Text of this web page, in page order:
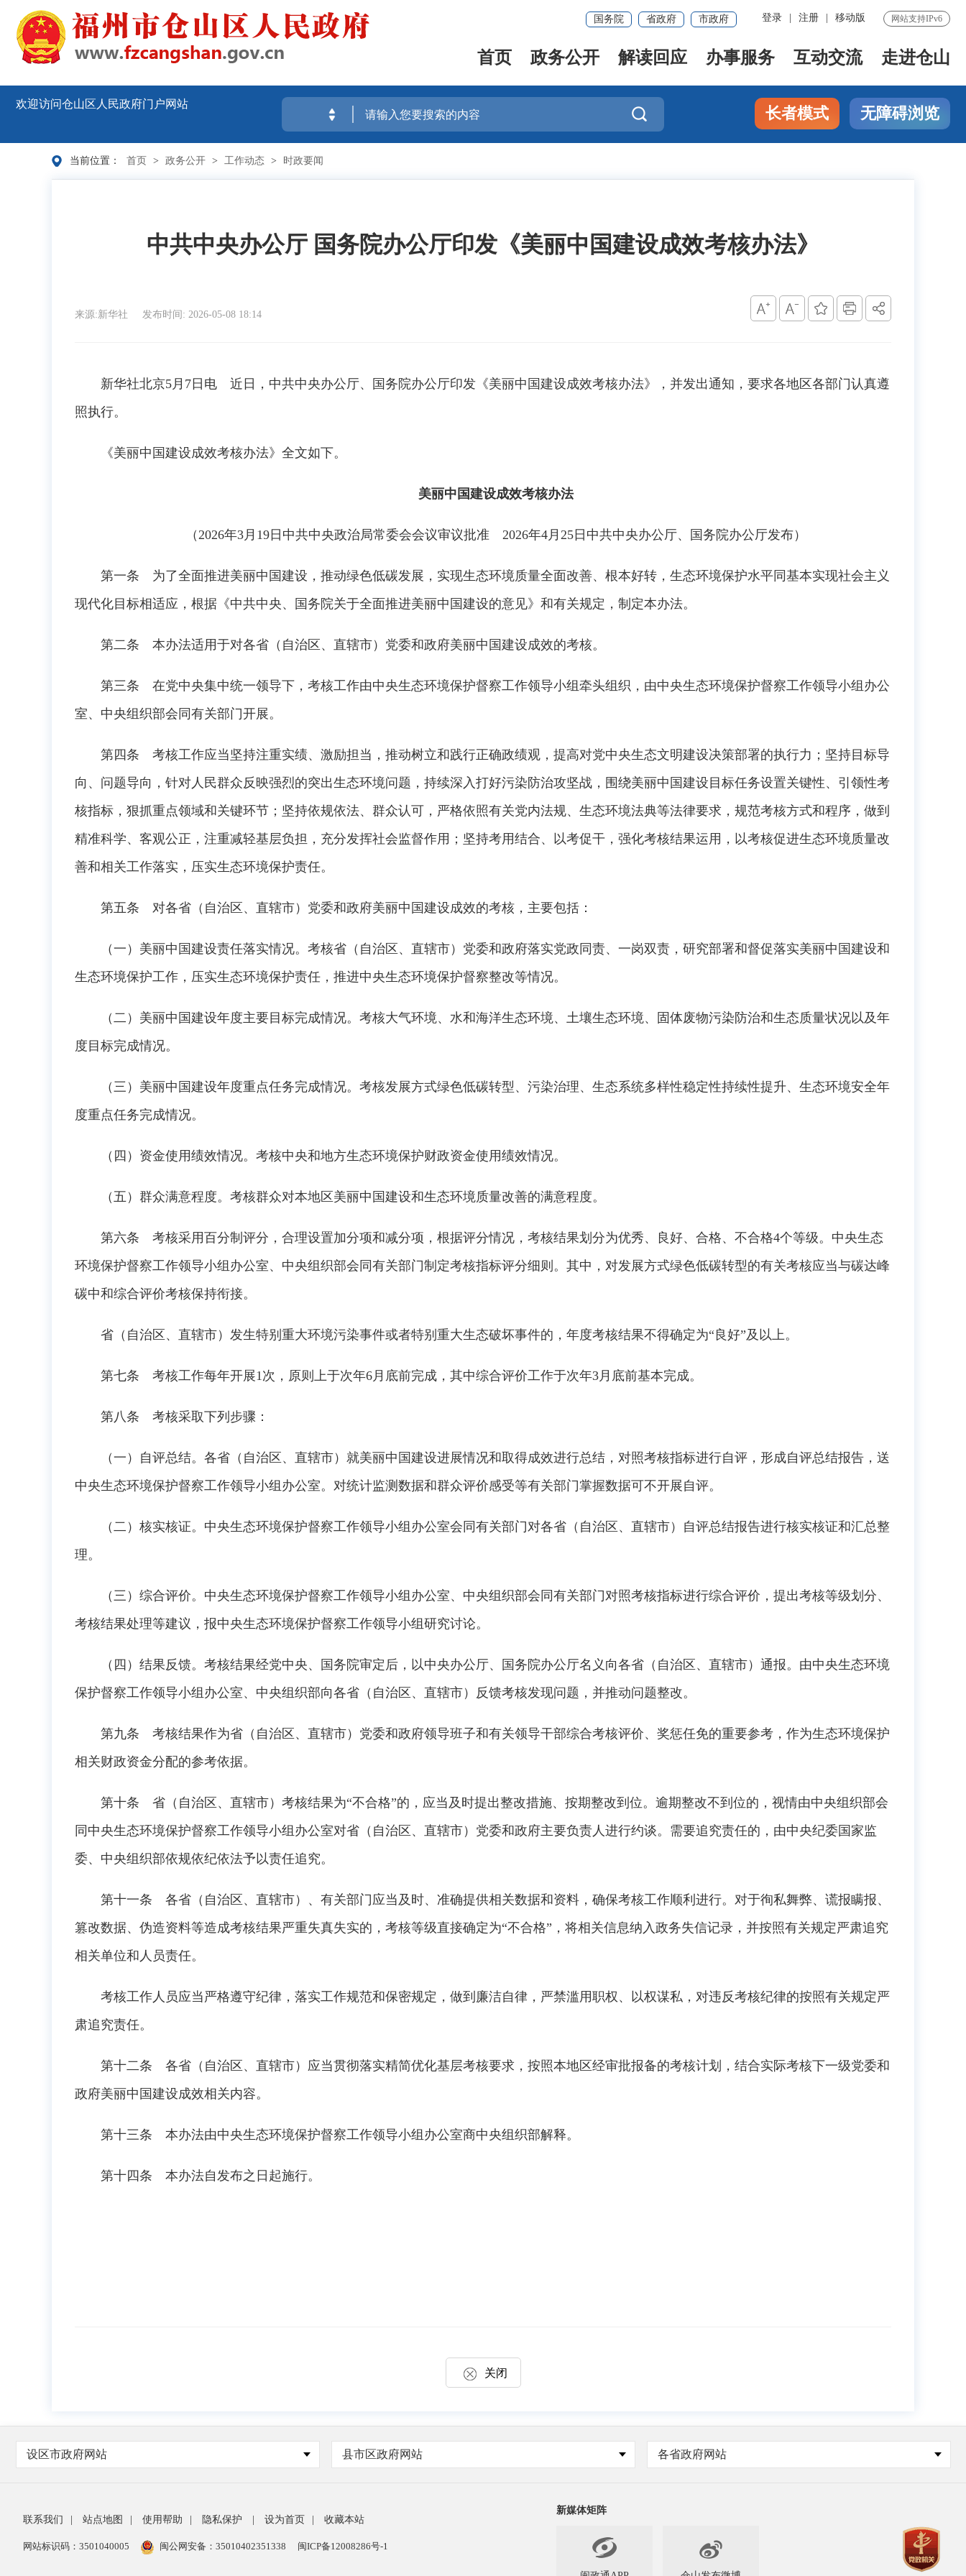
网站支持IPv6
登录 注册 移动版
国务院 省政府 市政府
首页 政务公开 解读回应 办事服务 互动交流 走进仓山
欢迎访问仓山区人民政府门户网站
 长者模式 无障碍浏览
当前位置： 首页 > 政务公开 > 工作动态 > 时政要闻
中共中央办公厅 国务院办公厅印发《美丽中国建设成效考核办法》
来源:新华社 发布时间: 2026-05-08 18:14
新华社北京5月7日电 近日，中共中央办公厅、国务院办公厅印发《美丽中国建设成效考核办法》，并发出通知，要求各地区各部门认真遵
照执行。
《美丽中国建设成效考核办法》全文如下。
美丽中国建设成效考核办法
（2026年3月19日中共中央政治局常委会会议审议批准 2026年4月25日中共中央办公厅、国务院办公厅发布）
第一条 为了全面推进美丽中国建设，推动绿色低碳发展，实现生态环境质量全面改善、根本好转，生态环境保护水平同基本实现社会主义
现代化目标相适应，根据《中共中央、国务院关于全面推进美丽中国建设的意见》和有关规定，制定本办法。
第二条 本办法适用于对各省（自治区、直辖市）党委和政府美丽中国建设成效的考核。
第三条 在党中央集中统一领导下，考核工作由中央生态环境保护督察工作领导小组牵头组织，由中央生态环境保护督察工作领导小组办公
室、中央组织部会同有关部门开展。
第四条 考核工作应当坚持注重实绩、激励担当，推动树立和践行正确政绩观，提高对党中央生态文明建设决策部署的执行力；坚持目标导
向、问题导向，针对人民群众反映强烈的突出生态环境问题，持续深入打好污染防治攻坚战，围绕美丽中国建设目标任务设置关键性、引领性考
核指标，狠抓重点领域和关键环节；坚持依规依法、群众认可，严格依照有关党内法规、生态环境法典等法律要求，规范考核方式和程序，做到
精准科学、客观公正，注重减轻基层负担，充分发挥社会监督作用；坚持考用结合、以考促干，强化考核结果运用，以考核促进生态环境质量改
善和相关工作落实，压实生态环境保护责任。
第五条 对各省（自治区、直辖市）党委和政府美丽中国建设成效的考核，主要包括：
（一）美丽中国建设责任落实情况。考核省（自治区、直辖市）党委和政府落实党政同责、一岗双责，研究部署和督促落实美丽中国建设和
生态环境保护工作，压实生态环境保护责任，推进中央生态环境保护督察整改等情况。
（二）美丽中国建设年度主要目标完成情况。考核大气环境、水和海洋生态环境、土壤生态环境、固体废物污染防治和生态质量状况以及年
度目标完成情况。
（三）美丽中国建设年度重点任务完成情况。考核发展方式绿色低碳转型、污染治理、生态系统多样性稳定性持续性提升、生态环境安全年
度重点任务完成情况。
（四）资金使用绩效情况。考核中央和地方生态环境保护财政资金使用绩效情况。
（五）群众满意程度。考核群众对本地区美丽中国建设和生态环境质量改善的满意程度。
第六条 考核采用百分制评分，合理设置加分项和减分项，根据评分情况，考核结果划分为优秀、良好、合格、不合格4个等级。中央生态
环境保护督察工作领导小组办公室、中央组织部会同有关部门制定考核指标评分细则。其中，对发展方式绿色低碳转型的有关考核应当与碳达峰
碳中和综合评价考核保持衔接。
省（自治区、直辖市）发生特别重大环境污染事件或者特别重大生态破坏事件的，年度考核结果不得确定为“良好”及以上。
第七条 考核工作每年开展1次，原则上于次年6月底前完成，其中综合评价工作于次年3月底前基本完成。
第八条 考核采取下列步骤：
（一）自评总结。各省（自治区、直辖市）就美丽中国建设进展情况和取得成效进行总结，对照考核指标进行自评，形成自评总结报告，送
中央生态环境保护督察工作领导小组办公室。对统计监测数据和群众评价感受等有关部门掌握数据可不开展自评。
（二）核实核证。中央生态环境保护督察工作领导小组办公室会同有关部门对各省（自治区、直辖市）自评总结报告进行核实核证和汇总整
理。
（三）综合评价。中央生态环境保护督察工作领导小组办公室、中央组织部会同有关部门对照考核指标进行综合评价，提出考核等级划分、
考核结果处理等建议，报中央生态环境保护督察工作领导小组研究讨论。
（四）结果反馈。考核结果经党中央、国务院审定后，以中央办公厅、国务院办公厅名义向各省（自治区、直辖市）通报。由中央生态环境
保护督察工作领导小组办公室、中央组织部向各省（自治区、直辖市）反馈考核发现问题，并推动问题整改。
第九条 考核结果作为省（自治区、直辖市）党委和政府领导班子和有关领导干部综合考核评价、奖惩任免的重要参考，作为生态环境保护
相关财政资金分配的参考依据。
第十条 省（自治区、直辖市）考核结果为“不合格”的，应当及时提出整改措施、按期整改到位。逾期整改不到位的，视情由中央组织部会
同中央生态环境保护督察工作领导小组办公室对省（自治区、直辖市）党委和政府主要负责人进行约谈。需要追究责任的，由中央纪委国家监
委、中央组织部依规依纪依法予以责任追究。
第十一条 各省（自治区、直辖市）、有关部门应当及时、准确提供相关数据和资料，确保考核工作顺利进行。对于徇私舞弊、谎报瞒报、
篡改数据、伪造资料等造成考核结果严重失真失实的，考核等级直接确定为“不合格”，将相关信息纳入政务失信记录，并按照有关规定严肃追究
相关单位和人员责任。
考核工作人员应当严格遵守纪律，落实工作规范和保密规定，做到廉洁自律，严禁滥用职权、以权谋私，对违反考核纪律的按照有关规定严
肃追究责任。
第十二条 各省（自治区、直辖市）应当贯彻落实精简优化基层考核要求，按照本地区经审批报备的考核计划，结合实际考核下一级党委和
政府美丽中国建设成效相关内容。
第十三条 本办法由中央生态环境保护督察工作领导小组办公室商中央组织部解释。
第十四条 本办法自发布之日起施行。
关闭
设区市政府网站 县市区政府网站 各省政府网站
联系我们 站点地图 使用帮助 隐私保护 设为首页 收藏本站
网站标识码：3501040005 闽公网安备：35010402351338 闽ICP备12008286号-1
新媒体矩阵
 